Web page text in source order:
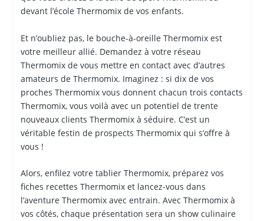
devant l’école Thermomix de vos enfants.
Et n’oubliez pas, le bouche-à-oreille Thermomix est
votre meilleur allié. Demandez à votre réseau
Thermomix de vous mettre en contact avec d’autres
amateurs de Thermomix. Imaginez : si dix de vos
proches Thermomix vous donnent chacun trois contacts
Thermomix, vous voilà avec un potentiel de trente
nouveaux clients Thermomix à séduire. C’est un
véritable festin de prospects Thermomix qui s’offre à
vous !
Alors, enfilez votre tablier Thermomix, préparez vos
fiches recettes Thermomix et lancez-vous dans
l’aventure Thermomix avec entrain. Avec Thermomix à
vos côtés, chaque présentation sera un show culinaire